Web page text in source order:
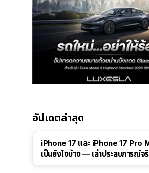
อัปเดตล่าสุด
iPhone 17 และ iPhone 17 Pro
เป็นยังไงบ้าง — เล่าประสบการณ์จ